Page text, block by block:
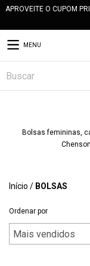
APROVEITE O CUPOM
MENU
Bolsas femininas,
Início / BOLSAS
Ordenar por